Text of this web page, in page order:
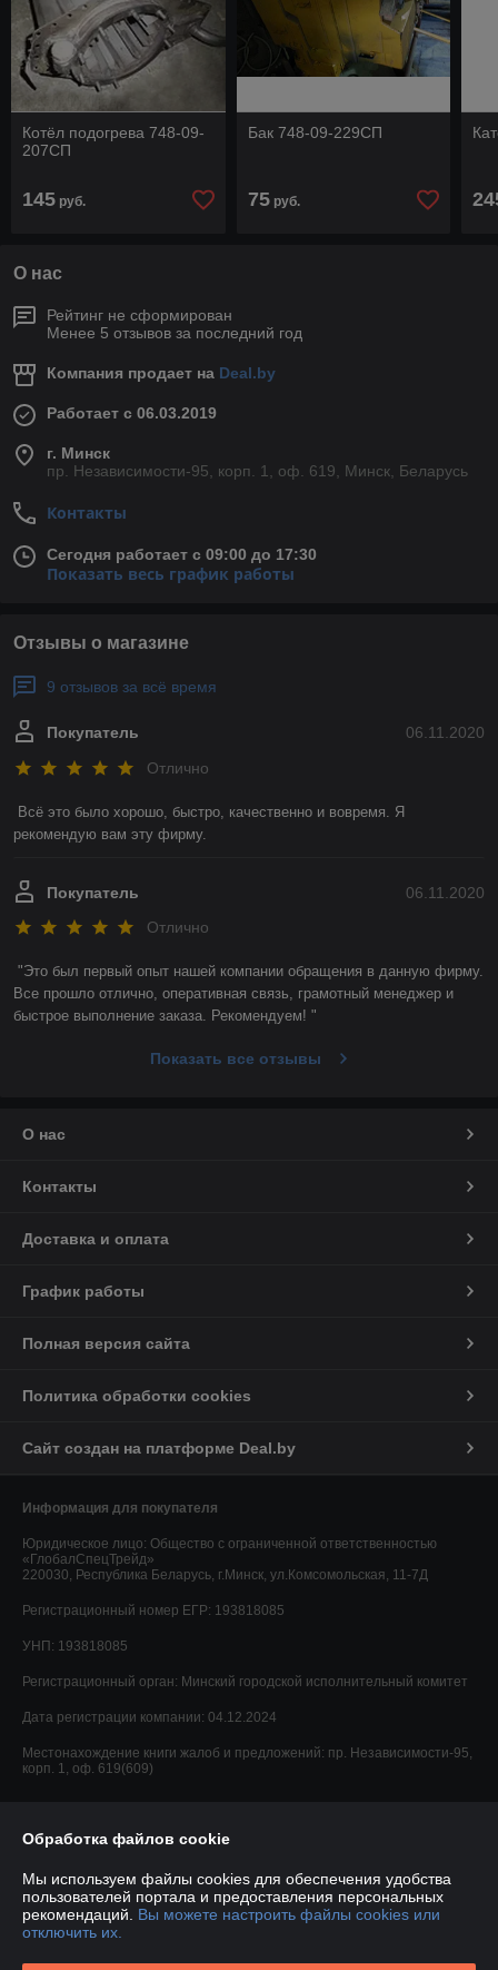
Котёл подогрева 748-09-
207СП
145 руб.
Бак 748-09-229СП
75руб.
О нас
Рейтинг не сформирован
Менее 5 отзывов за последний год
Компания продает на Deal.by
Работает с 06.03.2019
г. Минск
пр. Независимости-95, корп. 1, оф. 619, Минск, Беларусь
Контакты
Сегодня работает с 09:00 до 17:30
Показать весь график работы
Отзывы о магазине
9 отзывов за всё время
06.11.2020
Покупатель
Отлично
Всё это было хорошо, быстро, качественно и вовремя. Я
рекомендую вам эту фирму.
06.11.2020
Покупатель
Отлично
"Это был первый опыт нашей компании обращения в данную фирму.
Все прошло отлично, оперативная связь, грамотный менеджер и
быстрое выполнение заказа. Рекомендуем! "
Показать все отзывы
О нас
Контакты
Доставка и оплата
График работы
Полная версия сайта
Политика обработки cookies
Сайт создан на платформе Deal.by
Информация для покупателя
Юридическое лицо: Общество с ограниченной ответственностью
«ГлобалСпецТрейд»
220030, Республика Беларусь, г.Минск, ул.Комсомольская, 11-7Д
Регистрационный номер ЕГР: 193818085
УНП: 193818085
Регистрационный орган: Минский городской исполнительный комитет
Дата регистрации компании: 04.12.2024
Местонахождение книги жалоб и предложений: пр. Независимости-95,
корп. 1, оф. 619(609)
Обработка файлов cookie
Мы используем файлы cookies для обеспечения удобства
пользователей портала и предоставления персональных
рекомендаций. Вы можете настроить файлы cookies или
отключить их.